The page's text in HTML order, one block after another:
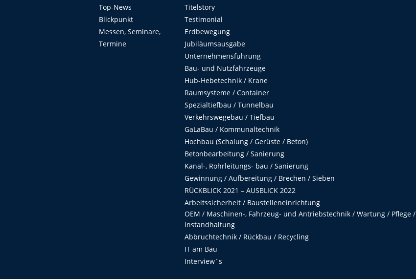
Top-News
Blickpunkt
Messen, Seminare,
Termine
Titelstory
Testimonial
Erdbewegung
Jubiläumsausgabe
Unternehmensführung
Bau- und Nutzfahrzeuge
Hub-Hebetechnik / Krane
Raumsysteme / Container
Spezialtiefbau / Tunnelbau
Verkehrswegebau / Tiefbau
GaLaBau / Kommunaltechnik
Hochbau (Schalung / Gerüste / Beton)
Betonbearbeitung / Sanierung
Kanal-, Rohrleitungs- bau / Sanierung
Gewinnung / Aufbereitung / Brechen / Sieben
RÜCKBLICK 2021 – AUSBLICK 2022
Arbeitssicherheit / Baustelleneinrichtung
OEM / Maschinen-, Fahrzeug- und Antriebstechnik / Wartung / Pflege /
Instandhaltung
Abbruchtechnik / Rückbau / Recycling
IT am Bau
Interview´s